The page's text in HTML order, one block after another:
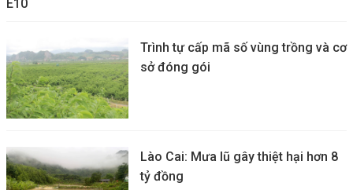
E10
Trình tự cấp mã số vùng trồng và cơ
sở đóng gói
Lào Cai: Mưa lũ gây thiệt hại hơn 8
tỷ đồng